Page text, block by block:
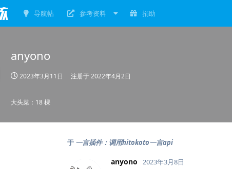
导航帖 参考资料 捐助
anyono
2023年3月11日 注册于2022年4月2日
大头菜：18 棵
于 一言插件：调用hitokoto一言api
anyono 2023年3月8日